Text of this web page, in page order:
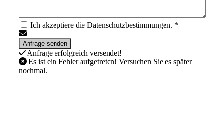
Ich akzeptiere die Datenschutzbestimmungen. *
Anfrage erfolgreich versendet!
Es ist ein Fehler aufgetreten! Versuchen Sie es später
nochmal.